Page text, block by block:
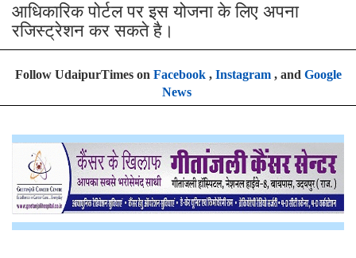
आधिकारिक पोर्टल पर इस योजना के लिए अपना
रजिस्ट्रेशन कर सकते है।
Follow UdaipurTimes on Facebook, Instagram, and Google
News